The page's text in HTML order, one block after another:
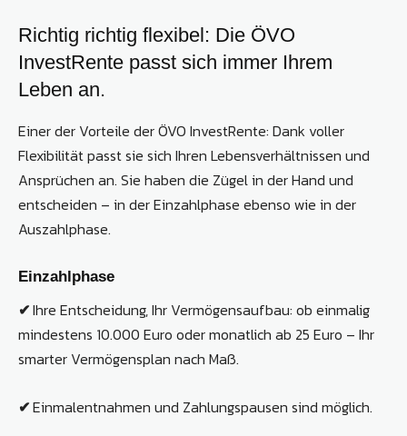
Richtig richtig flexibel: Die ÖVO
InvestRente passt sich immer Ihrem
Leben an.
Einer der Vorteile der ÖVO InvestRente: Dank voller
Flexibilität passt sie sich Ihren Lebensverhältnissen und
Ansprüchen an. Sie haben die Zügel in der Hand und
entscheiden – in der Einzahlphase ebenso wie in der
Auszahlphase.
Einzahlphase
✔Ihre Entscheidung, Ihr Vermögensaufbau: ob einmalig
mindestens 10.000 Euro oder monatlich ab 25 Euro – Ihr
smarter Vermögensplan nach Maß.
✔Einmalentnahmen und Zahlungspausen sind möglich.